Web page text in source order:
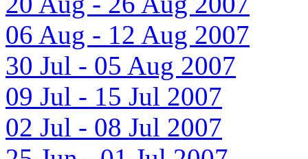
06 Aug - 12 Aug 2007
30 Jul - 05 Aug 2007
09 Jul - 15 Jul 2007
02 Jul - 08 Jul 2007